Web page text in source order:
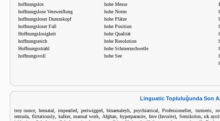
hoffnungslos
hoffnungslose Verzweiflung
hoffnungsloser Dummkopf
hoffnungsloser Fall
Hoffnungslosigkeit
hoffnungsreich
Hoffnungsstrahl
hoffnungsvoll
hohe Messe
hohe Noten
hohe Plätze
hohe Position
hohe Qualität
hohe Resolution
hohe Schmerzschwelle
hohe See
Linguatic Topluluğunda Son
troy ounce ,hematal ,impearled ,periwigged ,binaenaleyh ,psychiatrical ,Professioneller, turmeric,
remuda
flirtatiously, kalker,manual work Afghan hyperparasite, fave (favorite), Semikolon,ırk